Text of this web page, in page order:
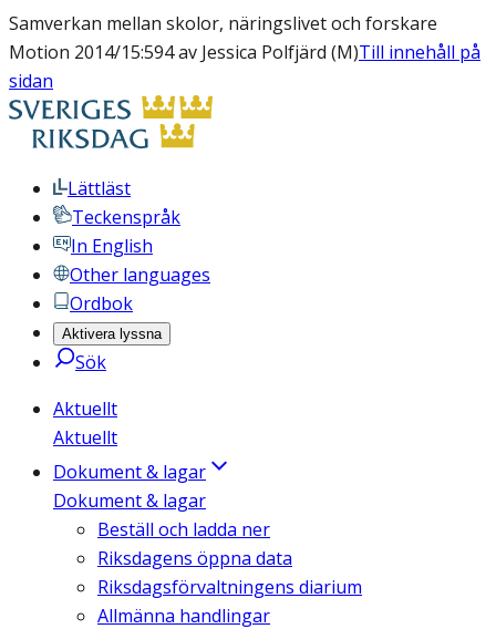
Samverkan mellan skolor, näringslivet och forskare
Motion 2014/15:594 av Jessica Polfjärd (M)Till innehåll på
sidan
Lättläst
Teckenspråk
In English
Other languages
Ordbok
Aktivera lyssna
Sök
Aktuellt
Aktuellt
Dokument & lagar
Dokument & lagar
Beställ och ladda ner
Riksdagens öppna data
Riksdagsförvaltningens diarium
Allmänna handlingar